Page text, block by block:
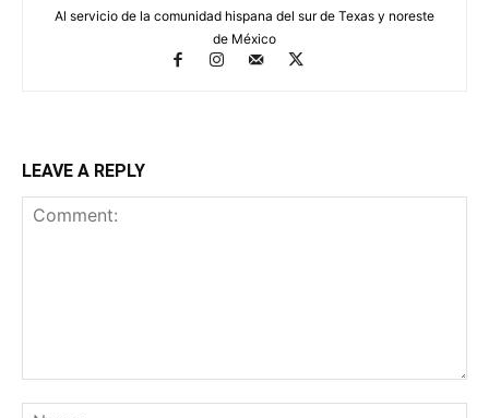
Al servicio de la comunidad hispana del sur de Texas y noreste
de México
LEAVE A REPLY